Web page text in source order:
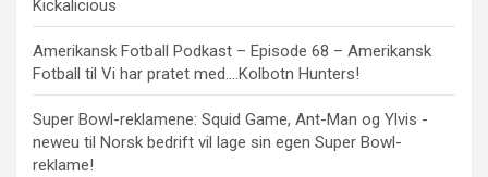
Kickalicious
Amerikansk Fotball Podkast – Episode 68 – Amerikansk
Fotball til Vi har pratet med….Kolbotn Hunters!
Super Bowl-reklamene: Squid Game, Ant-Man og Ylvis -
neweu til Norsk bedrift vil lage sin egen Super Bowl-
reklame!